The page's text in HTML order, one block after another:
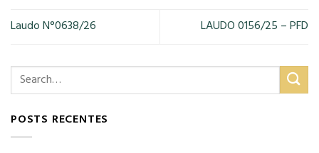
Laudo N°0638/26 LAUDO 0156/25 – PFD
POSTS RECENTES